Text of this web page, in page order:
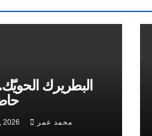
البطريرك
2026 محمد عمر